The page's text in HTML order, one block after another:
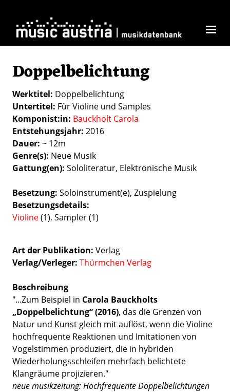
Doppelbelichtung
Werktitel Doppelbelichtung
Untertitel Für Violine und Samples
Komponist:in Bauckholt Carola
Entstehungsjahr 2016
Dauer ~ 12m
Genre(s) Neue Musik
Gattung(en) Sololiteratur Elektronische Musik
Besetzung Soloinstrument(e) Zuspielung
Besetzungsdetails
Violine(1), Sampler (1)
Art der Publikation Verlag
Verlag/Verleger Thürmchen Verlag
Beschreibung
"...Zum Beispiel in Carola Bauckholts
„Doppelbelichtung“ (2016), das die Grenzen von
Natur und Kunst gleich mit auflöst, wenn die Violine
hochfrequente Reaktionen und Imitationen von
Vogelstimmen produziert, die in hybriden
Wiederholungsschleifen mehrfach belichtete
Klangräume projizieren."
neue musikzeitung: Hochfrequente Doppelbelichtungen